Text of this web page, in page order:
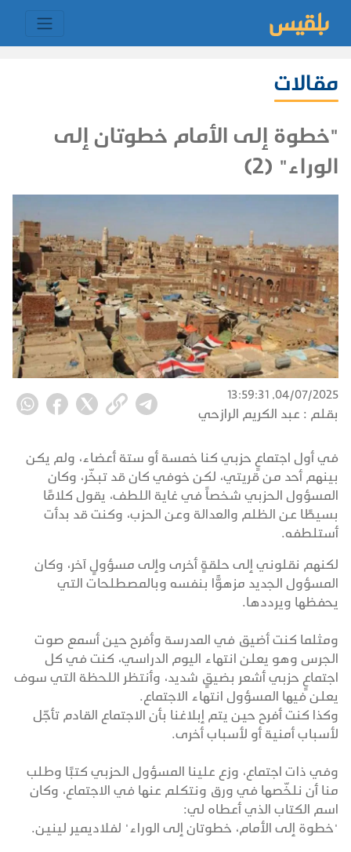
مقالات
"خطوة إلى الأمام خطوتان إلى
الوراء" (2)
04/07/2025, 13:59:31
بقلم : عبد الكريم الرازحي
في أول اجتماعٍ حزبي كنا خمسة أو ستة أعضاء، ولم يكن
بينهم أحد من قريتي، لكن خوفي كان قد تبخّر، وكان
المسؤول الحزبي شخصاً في غاية اللطف، يقول كلامًا
بسيطًا عن الظلم والعدالة وعن الحزب، وكنت قد بدأت
أستلطفه.
لكنهم نقلوني إلى حلقةٍ أخرى وإلى مسؤولٍ آخر، وكان
المسؤول الجديد مزهوًّا بنفسه وبالمصطلحات التي
يحفظها ويرددها.
ومثلما كنت أضيق في المدرسة وأفرح حين أسمع صوت
الجرس وهو يعلن انتهاء اليوم الدراسي، كنت في كل
اجتماعٍ حزبي أشعر بضيقٍ شديد، وأنتظر اللحظة التي سوف
يعلن فيها المسؤول انتهاء الاجتماع.
وكذا كنت أفرح حين يتم إبلاغنا بأن الاجتماع القادم تأجّل
لأسباب أمنية أو لأسباب أخرى.
وفي ذات اجتماع، وزع علينا المسؤول الحزبي كتبًا وطلب
منا أن نلخّصها في ورق ونتكلم عنها في الاجتماع، وكان
اسم الكتاب الذي أعطاه لي:
"خطوة إلى الأمام، خطوتان إلى الوراء" لفلاديمير لينين.